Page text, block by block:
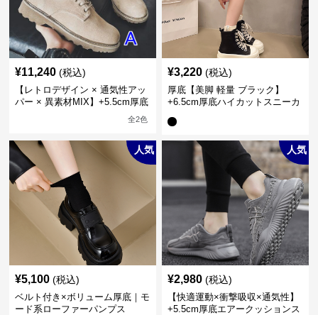
¥11,240 (税込)
【レトロデザイン × 通気性アッ
パー × 異素材MIX】+5.5cm厚底
全2色
¥3,220 (税込)
厚底【美脚 軽量 ブラック】
+6.5cm厚底ハイカットスニーカ
人気
¥5,100 (税込)
ベルト付き×ボリューム厚底｜モ
ード系ローファーパンプス
人気
¥2,980 (税込)
【快適運動×衝撃吸収×通気性】
+5.5cm厚底エアークッションス